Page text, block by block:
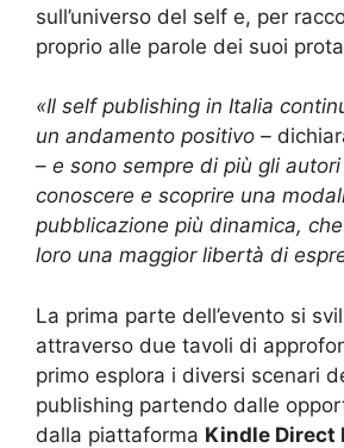
sull’universo del self e, per
proprio alle parole dei suoi
«Il self publishing in Italia
un andamento positivo –
– e sono sempre di più gli
conoscere e scoprire una
pubblicazione più dinamica,
loro una maggior libertà di
La prima parte dell’evento si
attraverso due tavoli di
primo esplora i diversi scenari
publishing partendo dalle
dalla piattaforma Kindle Direct